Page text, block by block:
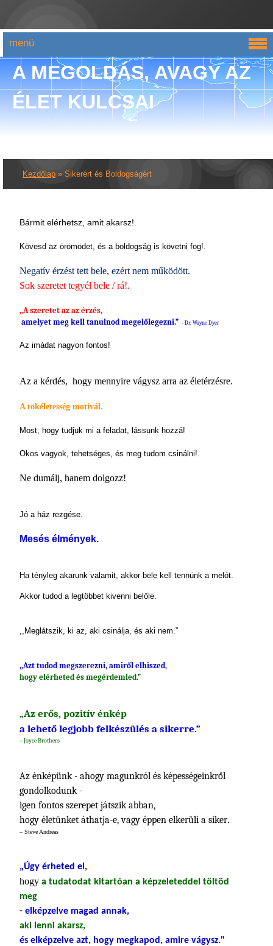
A MEGOLDÁS, AVAGY AZ
ÉLET KULCSAI
Kezdőlap » Sikerért és Boldogságért
Bármit elérhetsz, amit akarsz!.
Kövesd az örömödet, és a boldogság is követni fog!.
Negatív érzést tett bele, ezért nem működött.
Sok szeretet tegyél bele / rá!.
,,A szeretet az az érzés,
amelyet meg kell tanulnod megelőlegezni.” - Dr. Wayne Dyer
Az imádat nagyon fontos!
Az a kérdés, hogy mennyire vágysz arra az életérzésre.
A tökéletesség motivál.
Most, hogy tudjuk mi a feladat, lássunk hozzá!
Okos vagyok, tehetséges, és meg tudom csinálni!.
Ne dumálj, hanem dolgozz!
Jó a ház rezgése.
Mesés élmények.
Ha tényleg akarunk valamit, akkor bele kell tennünk a melót.
Akkor tudod a legtöbbet kivenni belőle.
,,Meglátszik, ki az, aki csinálja, és aki nem.”
,,Azt tudod megszerezni, amiről elhiszed,
hogy elérheted és megérdemled.”
„Az erős, pozitív énkép
a lehető legjobb felkészülés a sikerre.”
–Joyce Brothers
Az énképünk - ahogy magunkról és képességeinkről
gondolkodunk -
igen fontos szerepet játszik abban,
hogy életünket áthatja-e, vagy éppen elkerüli a siker.
– Steve Andreas
„Úgy érheted el,
hogy a tudatodat kitartóan a képzeleteddel töltöd
meg
- elképzelve magad annak,
aki lenni akarsz,
és elképzelve azt, hogy megkapod, amire vágysz."
menü